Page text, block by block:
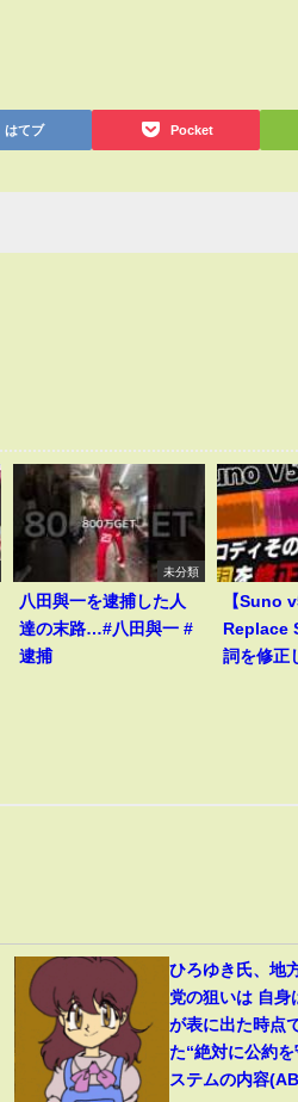
はてブ Pocket
未分類
八田與一を逮捕した人
達の末路…#八田與一 #
逮捕
【Suno
Replace
詞を修正
ひろゆき氏、地
党の狙いは 自身
が表に出た時点
た“絶対に公約
ステムの内容